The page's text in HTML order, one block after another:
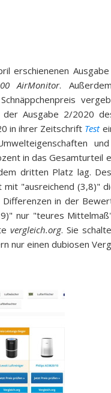
erschienenen
AirMonitor.
Ausgabe 2/2020
in ihrer Zeitschrift Test
in das Gesamturteil
dritten Platz lag.
"ausreichend (3,8)"
in der
nur "teures
vergleich.org. Sie
nur einen dubiosen